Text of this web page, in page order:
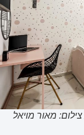
צילום: מאור מויאל